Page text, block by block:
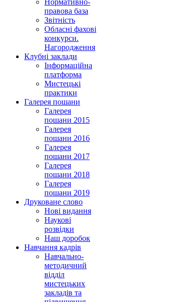
Нормативно-
правова база
Звітність
Обласні фахові
конкурси.
Нагородження
Клубні заклади
Інформаційна
платформа
Мистецькі
практики
Галерея пошани
Галерея
пошани 2015
Галерея
пошани 2016
Галерея
пошани 2017
Галерея
пошани 2018
Галерея
пошани 2019
Друковане слово
Нові видання
Наукові
розвідки
Наш доробок
Навчання кадрів
Навчально-
методичний
відділ
мистецьких
закладів та